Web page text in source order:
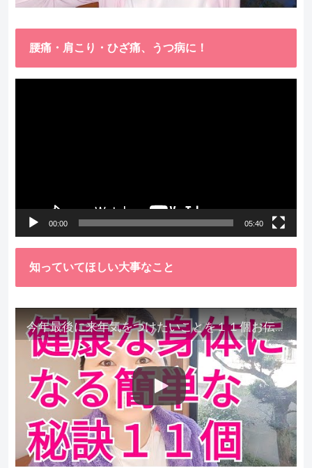
腰痛・肩こり・ひざ痛、うつ病に！
00:00 05:40
知っていてほしい大事なこと
今年最後に来年気をつけたいことを１１個お伝えします。